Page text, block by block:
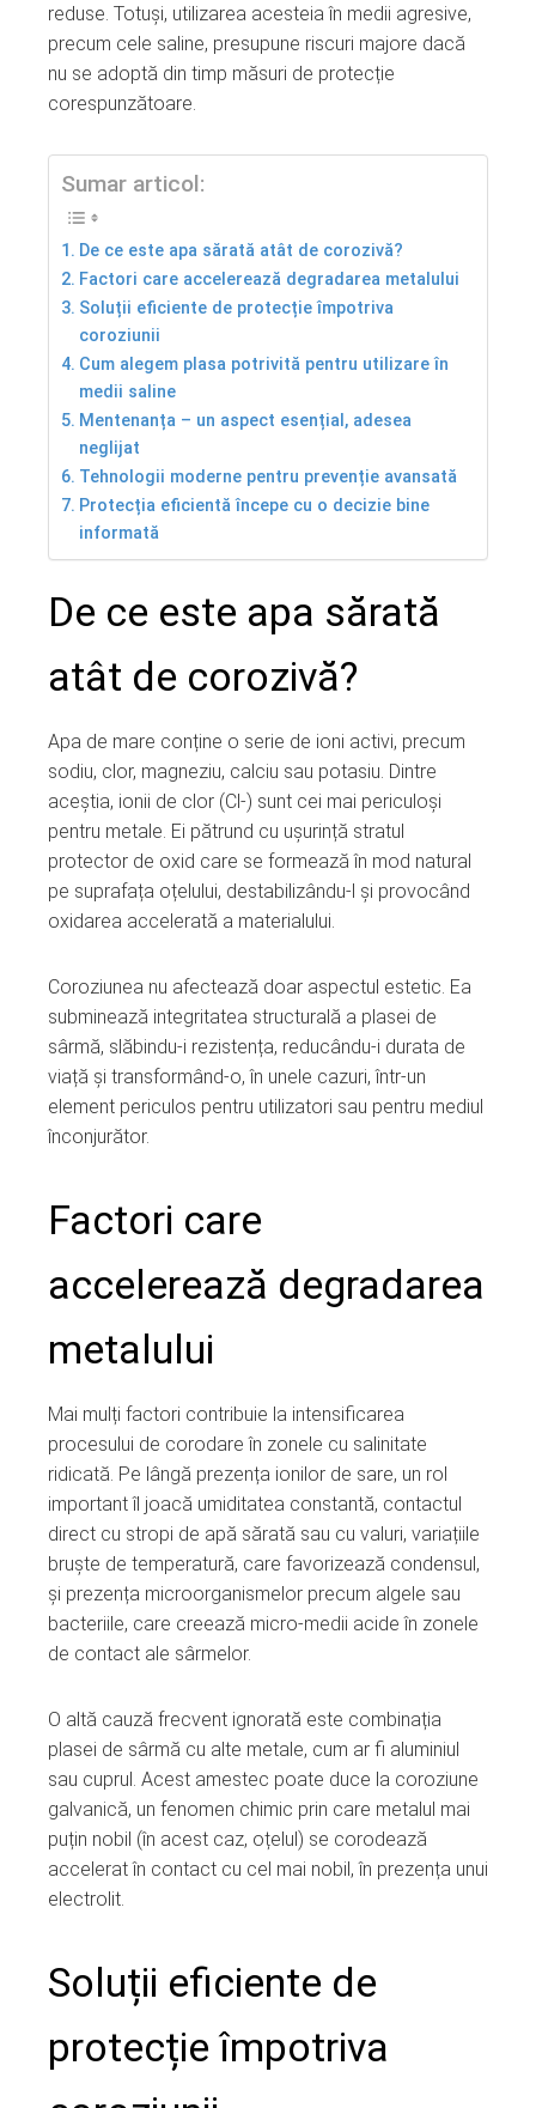
reduse. Totuși, utilizarea acesteia în medii agresive,
precum cele saline, presupune riscuri majore dacă
nu se adoptă din timp măsuri de protecție
corespunzătoare.
Sumar articol:
De ce este apa sărată atât de corozivă?
Factori care accelerează degradarea metalului
Soluții eficiente de protecție împotriva
coroziunii
Cum alegem plasa potrivită pentru utilizare în
medii saline
Mentenanța – un aspect esențial, adesea
neglijat
Tehnologii moderne pentru prevenție avansată
Protecția eficientă începe cu o decizie bine
informată
De ce este apa sărată
atât de corozivă?
Apa de mare conține o serie de ioni activi, precum
sodiu, clor, magneziu, calciu sau potasiu. Dintre
aceștia, ionii de clor (Cl-) sunt cei mai periculoși
pentru metale. Ei pătrund cu ușurință stratul
protector de oxid care se formează în mod natural
pe suprafața oțelului, destabilizându-l și provocând
oxidarea accelerată a materialului.
Coroziunea nu afectează doar aspectul estetic. Ea
subminează integritatea structurală a plasei de
sârmă, slăbindu-i rezistența, reducându-i durata de
viață și transformând-o, în unele cazuri, într-un
element periculos pentru utilizatori sau pentru mediul
înconjurător.
Factori care
accelerează degradarea
metalului
Mai mulți factori contribuie la intensificarea
procesului de corodare în zonele cu salinitate
ridicată. Pe lângă prezența ionilor de sare, un rol
important îl joacă umiditatea constantă, contactul
direct cu stropi de apă sărată sau cu valuri, variațiile
bruște de temperatură, care favorizează condensul,
și prezența microorganismelor precum algele sau
bacteriile, care creează micro-medii acide în zonele
de contact ale sârmelor.
O altă cauză frecvent ignorată este combinația
plasei de sârmă cu alte metale, cum ar fi aluminiul
sau cuprul. Acest amestec poate duce la coroziune
galvanică, un fenomen chimic prin care metalul mai
puțin nobil (în acest caz, oțelul) se corodează
accelerat în contact cu cel mai nobil, în prezența unui
electrolit.
Soluții eficiente de
protecție împotriva